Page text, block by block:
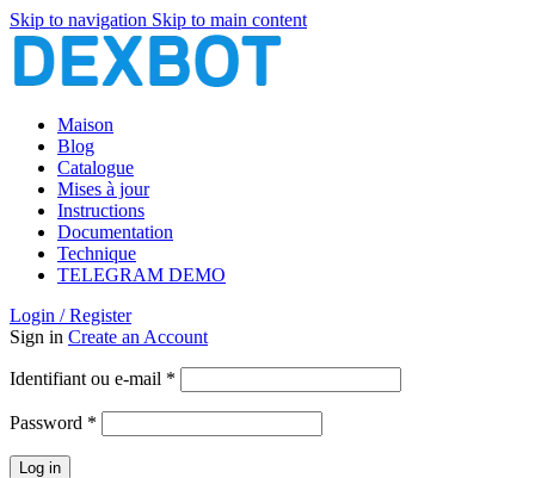
Skip to navigation Skip to main content
Maison
Blog
Catalogue
Mises à jour
Instructions
Documentation
Technique
TELEGRAM DEMO
Login / Register
Sign in Create an Account
Identifiant ou e-mail *
Password *
Log in